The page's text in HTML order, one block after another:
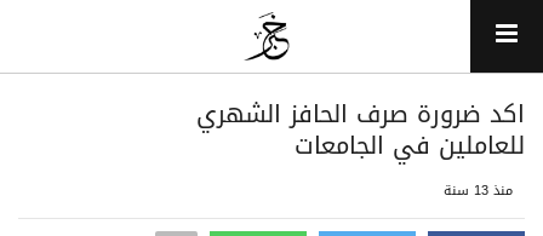
اكد ضرورة صرف الحافز الشهري
للعاملين في الجامعات
منذ 13 سنة